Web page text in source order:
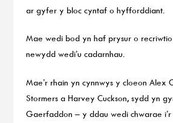
ar gyfer y bloc cyntaf o hyfforddiant.
Mae wedi bod yn haf prysur o
newydd wedi’u cadarnhau.
Mae’r rhain yn cynnwys y cloeon Alex
Stormers a Harvey Cuckson, sydd yn
Gaerfaddon – y ddau wedi chwarae